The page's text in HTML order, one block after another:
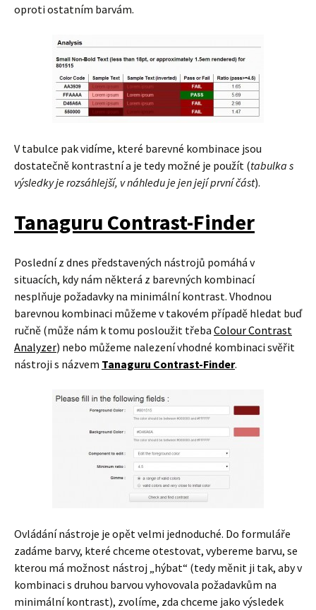
oproti ostatním barvám.
V tabulce pak vidíme, které barevné kombinace jsou
dostatečně kontrastní a je tedy možné je použít (tabulka s
výsledky je rozsáhlejší, v náhledu je jen její první část).
Tanaguru Contrast-Finder
Poslední z dnes představených nástrojů pomáhá v
situacích, kdy nám některá z barevných kombinací
nesplňuje požadavky na minimální kontrast. Vhodnou
barevnou kombinaci můžeme v takovém případě hledat buď
ručně (může nám k tomu posloužit třeba Colour Contrast
Analyzer) nebo můžeme nalezení vhodné kombinaci svěřit
nástroji s názvem Tanaguru Contrast-Finder.
Ovládání nástroje je opět velmi jednoduché. Do formuláře
zadáme barvy, které chceme otestovat, vybereme barvu, se
kterou má možnost nástroj „hýbat“ (tedy měnit ji tak, aby v
kombinaci s druhou barvou vyhovovala požadavkům na
minimální kontrast), zvolíme, zda chceme jako výsledek